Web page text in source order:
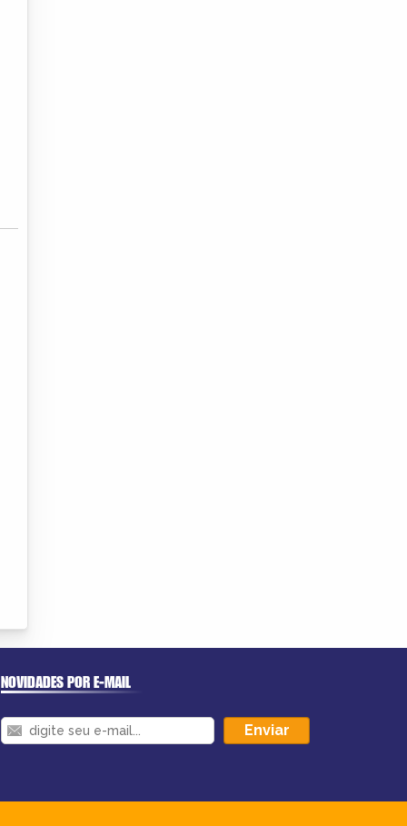
NOVIDADES POR E-MAIL